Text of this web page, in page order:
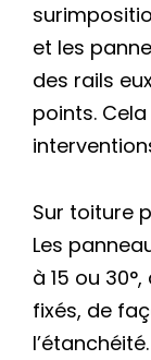
et les
des rails
points.
Sur toiture
Les
à 15 ou
fixés, de